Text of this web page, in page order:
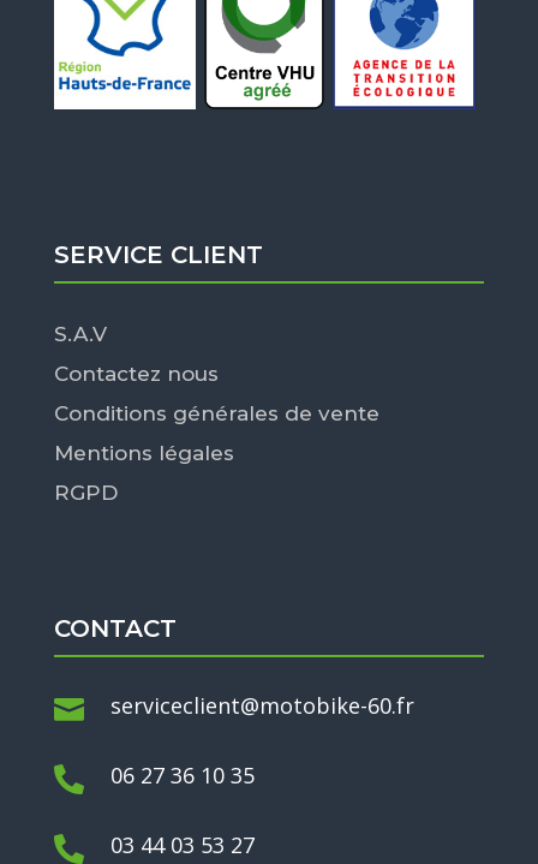
SERVICE CLIENT
S.A.V
Contactez nous
Conditions générales de vente
Mentions légales
RGPD
CONTACT
 serviceclient@motobike-60.fr
 06 27 36 10 35
 03 44 03 53 27